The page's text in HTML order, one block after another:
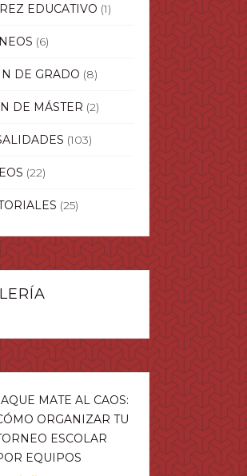
EDUCATIVO (1)
(6)
DE GRADO (8)
DE MÁSTER (2)
(103)
(22)
(25)
MATE AL CAOS:
ORGANIZAR TU
ESCOLAR
EQUIPOS